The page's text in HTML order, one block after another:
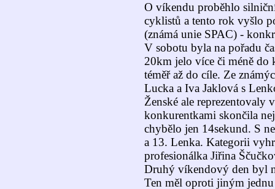
O víkendu proběhlo
cyklistů a tento rok vyšlo
(známá unie SPAC) -
V sobotu byla na pořadu
20km jelo více či méně do
téměř až do cíle. Ze
Lucka a Iva Jaklová s
Ženské ale reprezentovaly
konkurentkami skončila
chybělo jen 14sekund. S
a 13. Lenka. Kategorii
profesionálka Jiřina
Druhý víkendový den byl
Ten měl oproti jiným jednu